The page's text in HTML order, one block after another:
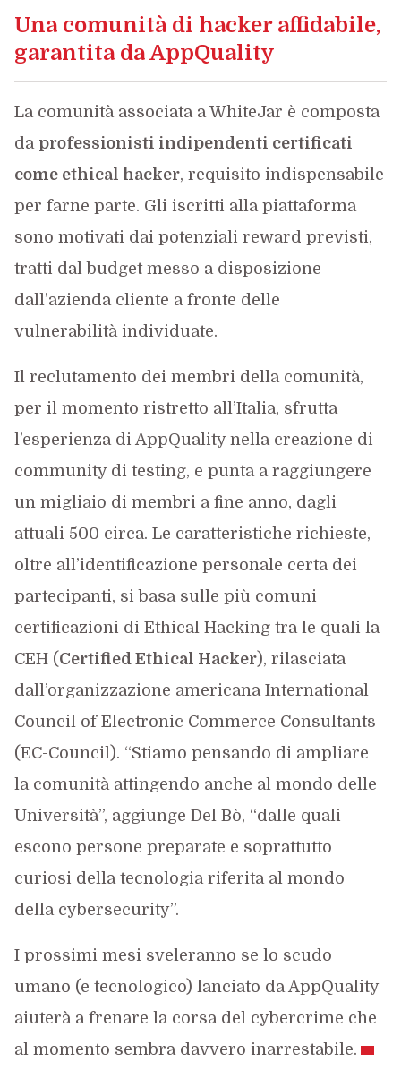
Una comunità di hacker affidabile,
garantita da AppQuality
La comunità associata a WhiteJar è composta
da professionisti indipendenti certificati
come ethical hacker, requisito indispensabile
per farne parte. Gli iscritti alla piattaforma
sono motivati dai potenziali reward previsti,
tratti dal budget messo a disposizione
dall’azienda cliente a fronte delle
vulnerabilità individuate.
Il reclutamento dei membri della comunità,
per il momento ristretto all’Italia, sfrutta
l’esperienza di AppQuality nella creazione di
community di testing, e punta a raggiungere
un migliaio di membri a fine anno, dagli
attuali 500 circa. Le caratteristiche richieste,
oltre all’identificazione personale certa dei
partecipanti, si basa sulle più comuni
certificazioni di Ethical Hacking tra le quali la
CEH (Certified Ethical Hacker), rilasciata
dall’organizzazione americana International
Council of Electronic Commerce Consultants
(EC-Council). “Stiamo pensando di ampliare
la comunità attingendo anche al mondo delle
Università”, aggiunge Del Bò, “dalle quali
escono persone preparate e soprattutto
curiosi della tecnologia riferita al mondo
della cybersecurity”.
I prossimi mesi sveleranno se lo scudo
umano (e tecnologico) lanciato da AppQuality
aiuterà a frenare la corsa del cybercrime che
al momento sembra davvero inarrestabile.